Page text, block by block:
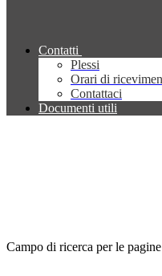
Contatti
Plessi
Orari di
Contattaci
Documenti utili
Campo di ricerca per le